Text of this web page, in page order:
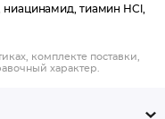
тиамин HCl,
комплекте поставки,
характер.